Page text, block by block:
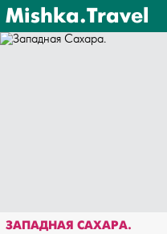
Mishka.Travel
ЗАПАДНАЯ САХАРА.